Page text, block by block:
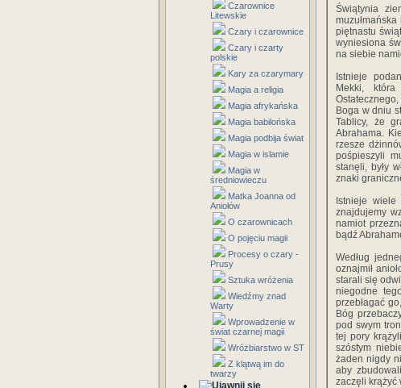
Czarownice
Litewskie
Czary i czarownice
Czary i czarty
polskie
Kary za czarymary
Magia a religia
Magia afrykańska
Magia babilońska
Magia podbija świat
Magia w islamie
Magia w
średniowieczu
Matka Joanna od
Aniołów
O czarownicach
O pojęciu magii
Procesy o czary -
Prusy
Sztuka wróżenia
Wiedźmy znad
Warty
Wprowadzenie w
świat czarnej magii
Wróżbiarstwo w ST
Z klątwą im do
twarzy
Świątynia
piętnastu
wyniesiona
na siebie
Istnieje
Mekki,
Boga w dniu
Tablicy, że
Abrahama.
rzesze
pośpieszyli
stanęli, były
znaki
Istnieje
znajdujemy
namiot
bądź
Według
oznajmił
starali się
niegodne
przebłagać
Bóg
pod swym
tej pory
szóstym
żaden nigdy
aby
zaczęli krążyć